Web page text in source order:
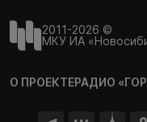
2011-2026 ©
МКУ ИА
О ПРОЕКТЕРАДИО